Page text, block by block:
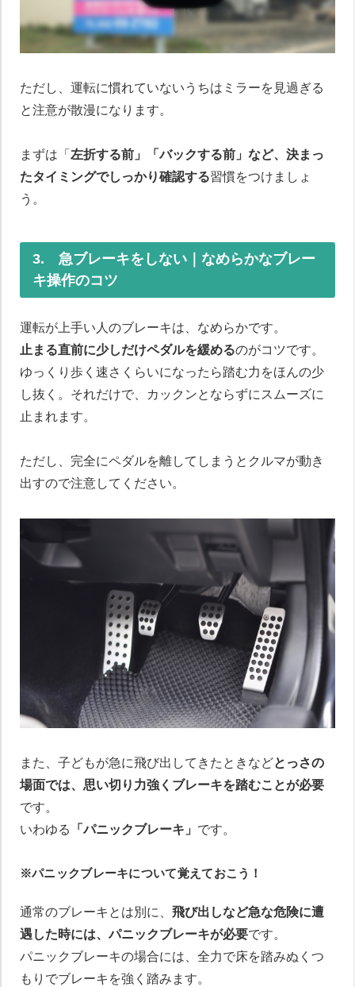
ただし、運転に慣れていないうちはミラーを見過ぎる
と注意が散漫になります。
まずは「 左折する前」「バックする前」など、決まっ
たタイミングでしっかり確認する習慣をつけましょ
う。
3. 急ブレーキをしない｜なめらかなブレー
キ操作のコツ
運転が上手い人のブレーキは、なめらかです。
止まる直前に少しだけペダルを緩めるのがコツです。
ゆっくり歩く速さくらいになったら踏む力をほんの少
し抜く。それだけで、カックンとならずにスムーズに
止まれます。
ただし、完全にペダルを離してしまうとクルマが動き
出すので注意してください。
また、子どもが急に飛び出してきたときなどとっさの
場面では、思い切り力強くブレーキを踏むことが必要
です。
いわゆる
「パニックブレーキ」 です。
※パニックブレーキについて覚えておこう！
通常のブレーキとは別に、 飛び出しなど急な危険に遭
遇した時には、パニックブレーキが必要です。
パニックブレーキの場合には、全力で床を踏みぬくつ
もりでブレーキを強く踏みます。